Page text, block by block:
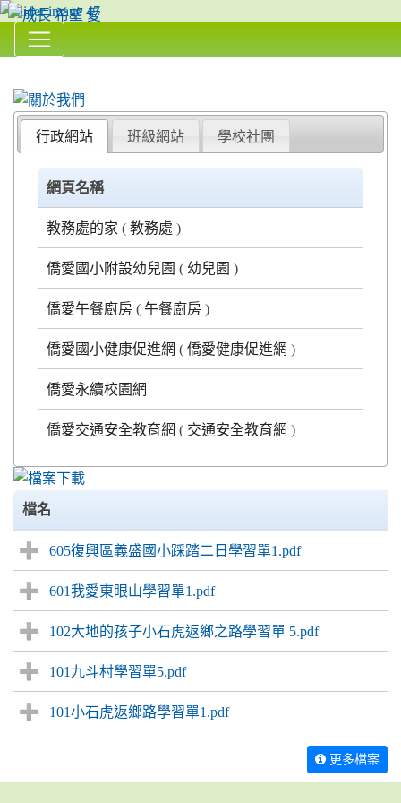
Over View
行政網站 班級網站 學校社團
網頁名稱
教務處的家 ( 教務處 )
僑愛國小附設幼兒園 ( 幼兒園 )
僑愛午餐廚房( 午餐廚房)
僑愛國小健康促進網 ( 僑愛健康促進網 )
僑愛永續校園網
僑愛交通安全教育網 ( 交通安全教育網 )
檔名
605復興區義盛國小踩踏二日學習單1.pdf
601我愛東眼山學習單1.pdf
102大地的孩子小石虎返鄉之路學習單 5.pdf
101九斗村學習單5.pdf
101小石虎返鄉路學習單1.pdf
更多檔案